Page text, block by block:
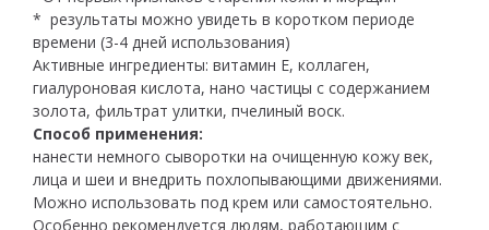
* результаты можно увидеть в коротком периоде
времени (3-4 дней использования)
Активные ингредиенты: витамин Е, коллаген,
гиалуроновая кислота, нано частицы с содержанием
золота, фильтрат улитки, пчелиный воск.
Способ применения:
нанести немного сыворотки на очищенную кожу век,
лица и шеи и внедрить похлопывающими движениями.
Можно использовать под крем или самостоятельно.
Особенно рекомендуется людям, работающим с